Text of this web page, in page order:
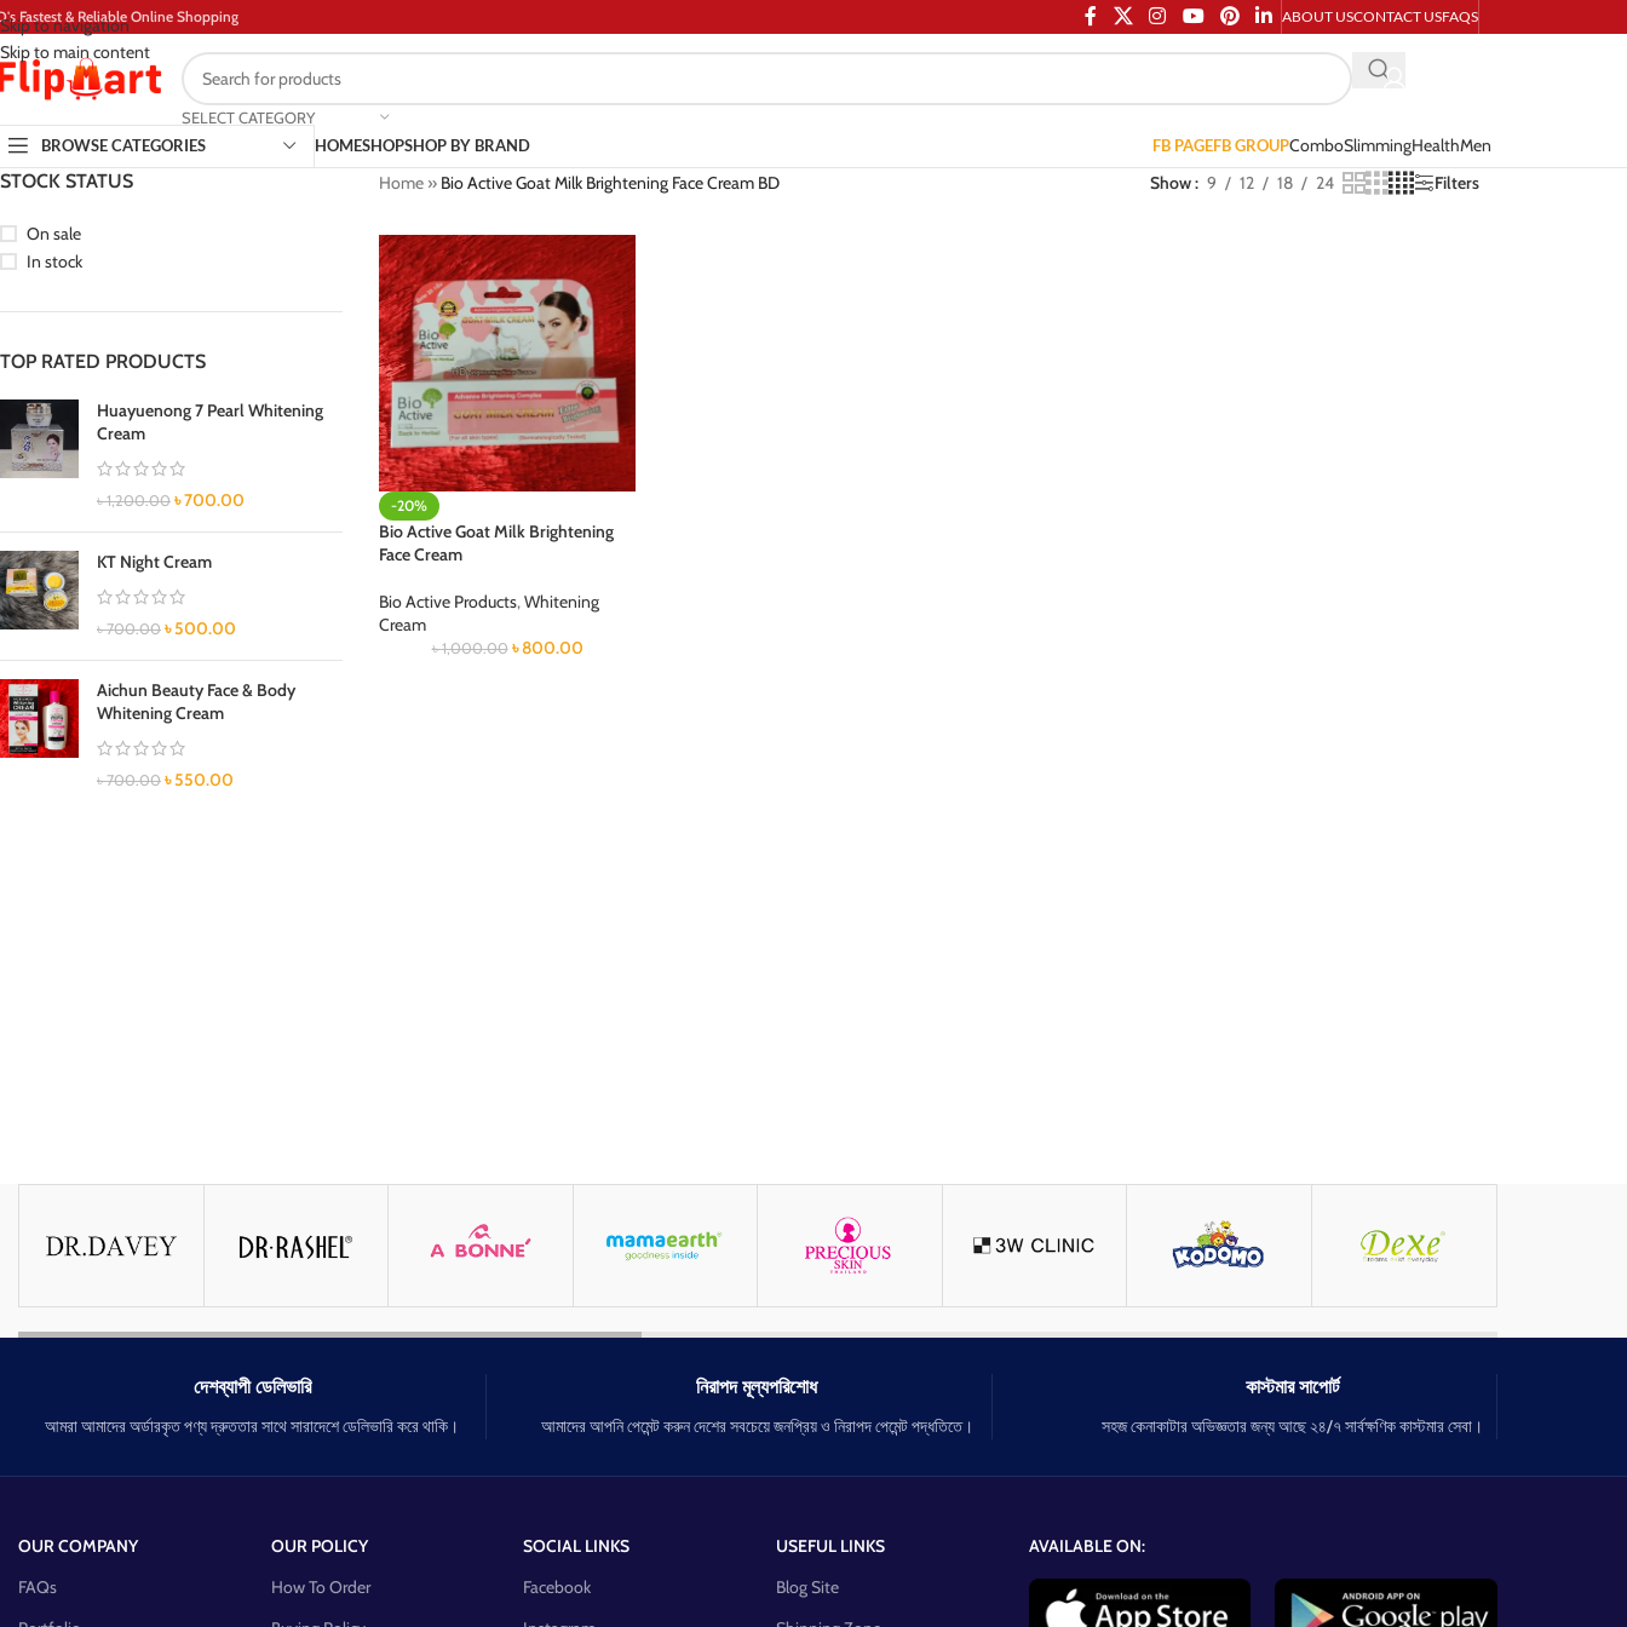
Skip to navigation
Skip to main content
Fastest & Reliable Online Shopping ABOUT USCONTACT USFAQS
SELECT CATEGORY
BROWSE CATEGORIES
HOMESHOPSHOP BY BRAND FB PAGEFB GROUPComboSlimmingHealthMen
STOCK STATUS
On sale
In stock
TOP RATED PRODUCTS
Huayuenong 7 Pearl Whitening
Cream
৳1,200.00 ৳700.00
KT Night Cream
৳700.00 ৳500.00
Aichun Beauty Face & Body
Whitening Cream
৳700.00 ৳550.00
Home» Bio Active Goat Milk Brightening Face Cream BD Show 9 12 18 24 Filters
-20%
Bio Active Goat Milk Brightening
Face Cream
Bio Active Products,Whitening
Cream
৳1,000.00 ৳800.00
দেশব্যাপী ডেলিভারি
আমরা আমাদের অর্ডারকৃত পণ্য দ্রুততার সাথে সারাদেশে ডেলিভারি করে থাকি।
নিরাপদ মূল্যপরিশোধ
আমাদের আপনি পেমেন্ট করুন দেশের সবচেয়ে জনপ্রিয় ও নিরাপদ পেমেন্ট পদ্ধতিতে।
কাস্টমার সাপোর্ট
সহজ কেনাকাটার অভিজ্ঞতার জন্য আছে ২৪/৭ সার্বক্ষণিক কাস্টমার সেবা।
OUR COMPANY
FAQs
OUR POLICY
How To Order
SOCIAL LINKS
Facebook
USEFUL LINKS
Blog Site
AVAILABLE ON: